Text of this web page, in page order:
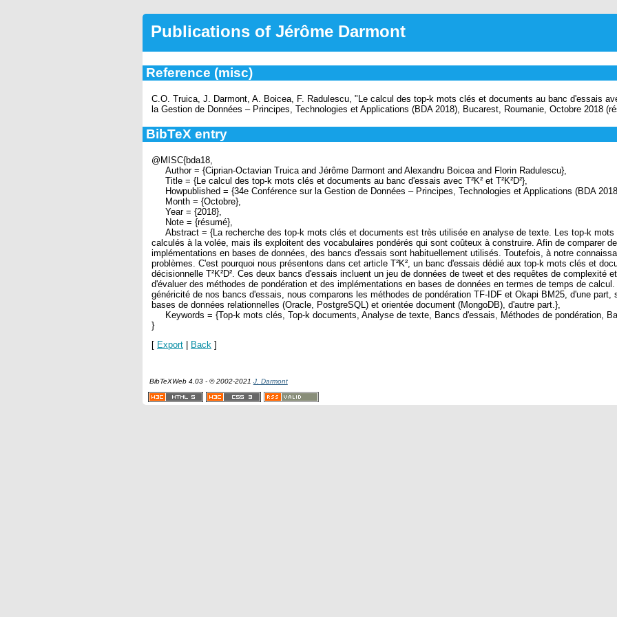
Publications of Jérôme Darmont
Reference (misc)
C.O. Truica, J. Darmont, A. Boicea, F. Radulescu, "Le calcul des top-k mots clés et documents au banc d'essais
la Gestion de Données – Principes, Technologies et Applications (BDA 2018), Bucarest, Roumanie, Octobre 2018
BibTeX entry
@MISC{bda18,
Author = {Ciprian-Octavian Truica and Jérôme Darmont and Alexandru Boicea and Florin Radulescu},
Title = {Le calcul des top-k mots clés et documents au banc d'essais avec T²K² et T²K²D²},
Howpublished = {34e Conférence sur la Gestion de Données – Principes, Technologies et Applications (BDA
Month = {Octobre},
Year = {2018},
Note = {résumé},
Abstract = {La recherche des top-k mots clés et documents est très utilisée en analyse de texte. Les top-k
calculés à la volée, mais ils exploitent des vocabulaires pondérés qui sont coûteux à construire. Afin de comparer
implémentations en bases de données, des bancs d'essais sont habituellement utilisés. Toutefois, à notre
problèmes. C'est pourquoi nous présentons dans cet article T²K², un banc d'essais dédié aux top-k mots clés et
décisionnelle T²K²D². Ces deux bancs d'essais incluent un jeu de données de tweet et des requêtes de complexité
d'évaluer des méthodes de pondération et des implémentations en bases de données en termes de temps de
généricité de nos bancs d'essais, nous comparons les méthodes de pondération TF-IDF et Okapi BM25, d'une part,
bases de données relationnelles (Oracle, PostgreSQL) et orientée document (MongoDB), d'autre part.},
Keywords = {Top-k mots clés, Top-k documents, Analyse de texte, Bancs d'essais, Méthodes de pondération,
}
[ Export Back ]
BibTeXWeb 4.03 - © 2002-2021 J. Darmont